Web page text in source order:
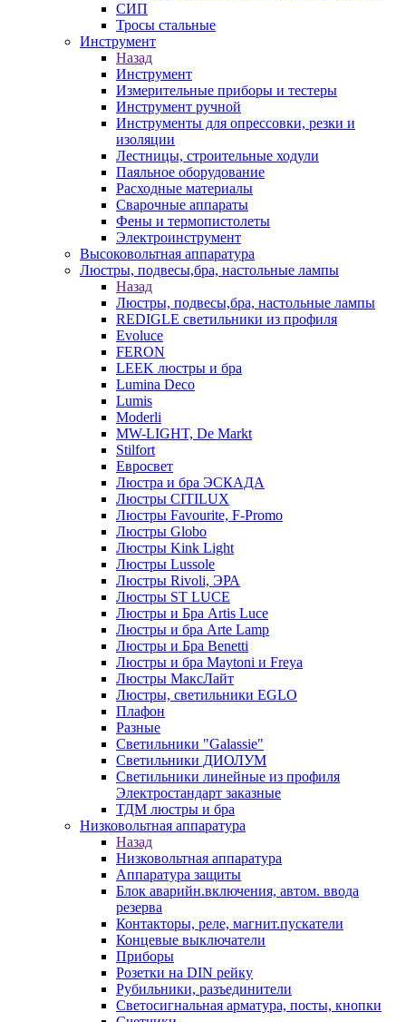
СИП
Тросы стальные
Инструмент
Назад
Инструмент
Измерительные приборы и тестеры
Инструмент ручной
Инструменты для опрессовки, резки и
изоляции
Лестницы, строительные ходули
Паяльное оборудование
Расходные материалы
Сварочные аппараты
Фены и термопистолеты
Электроинструмент
Высоковольтная аппаратура
Люстры, подвесы,бра, настольные лампы
Назад
Люстры, подвесы,бра, настольные лампы
REDIGLE светильники из профиля
Evoluce
FERON
LEEK люстры и бра
Lumina Deco
Lumis
Moderli
MW-LIGHT, De Markt
Stilfort
Евросвет
Люстра и бра ЭСКАДА
Люстры CITILUX
Люстры Favourite, F-Promo
Люстры Globo
Люстры Kink Light
Люстры Lussole
Люстры Rivoli, ЭРА
Люстры ST LUCE
Люстры и Бра Artis Luce
Люстры и бра Arte Lamp
Люстры и Бра Benetti
Люстры и бра Maytoni и Freya
Люстры МаксЛайт
Люстры, светильники EGLO
Плафон
Разные
Светильники "Galassie"
Светильники ДИОЛУМ
Светильники линейные из профиля
Электростандарт заказные
ТДМ люстры и бра
Низковольтная аппаратура
Назад
Низковольтная аппаратура
Аппаратура защиты
Блок аварийн.включения, автом. ввода
резерва
Контакторы, реле, магнит.пускатели
Концевые выключатели
Приборы
Розетки на DIN рейку
Рубильники, разъединители
Светосигнальная арматура, посты, кнопки